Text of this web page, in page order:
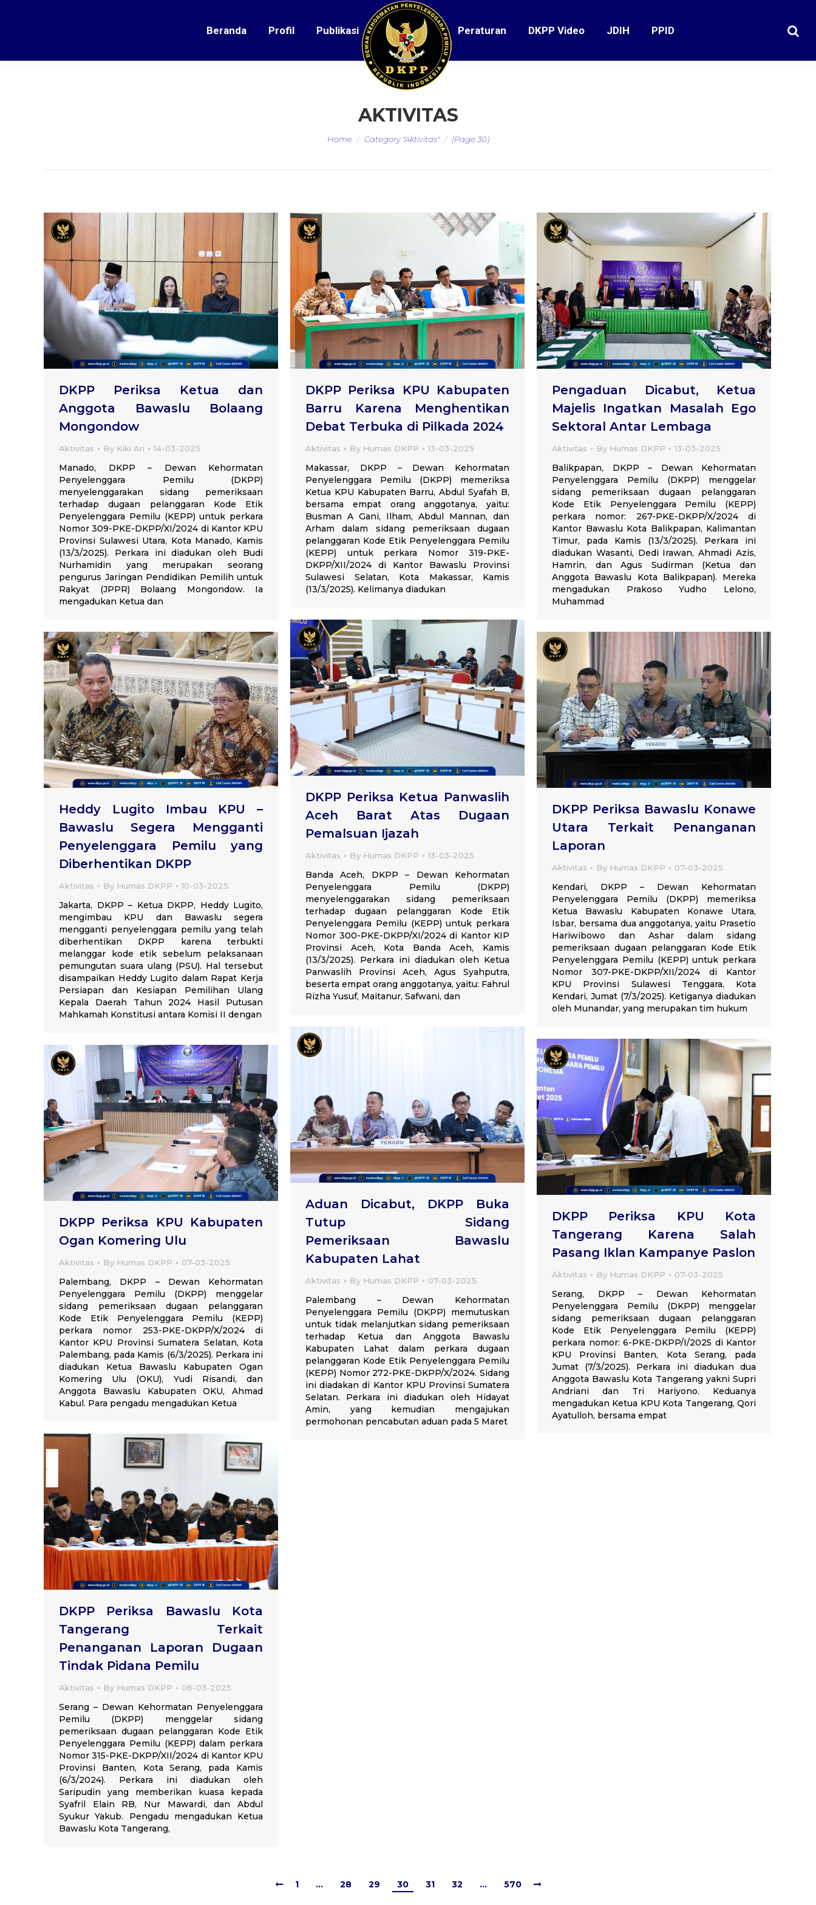
Beranda Profil Publikasi Peraturan DKPP Video JDIH PPID
AKTIVITAS
You are here:
Home Category "Aktivitas" (Page 30)
DKPP Periksa Ketua dan
Anggota Bawaslu Bolaang
Mongondow
Aktivitas By Kiki Ari 14-03-2025
Manado, DKPP – Dewan Kehormatan
Penyelenggara Pemilu (DKPP)
menyelenggarakan sidang pemeriksaan
terhadap dugaan pelanggaran Kode Etik
Penyelenggara Pemilu (KEPP) untuk perkara
Nomor 309-PKE-DKPP/XI/2024 di Kantor KPU
Provinsi Sulawesi Utara, Kota Manado, Kamis
(13/3/2025). Perkara ini diadukan oleh Budi
Nurhamidin yang merupakan seorang
pengurus Jaringan Pendidikan Pemilih untuk
Rakyat (JPPR) Bolaang Mongondow. Ia
mengadukan Ketua dan
DKPP Periksa KPU Kabupaten
Barru Karena Menghentikan
Debat Terbuka di Pilkada 2024
Aktivitas By Humas DKPP 13-03-2025
Makassar, DKPP – Dewan Kehormatan
Penyelenggara Pemilu (DKPP) memeriksa
Ketua KPU Kabupaten Barru, Abdul Syafah B,
bersama empat orang anggotanya, yaitu:
Busman A Gani, Ilham, Abdul Mannan, dan
Arham dalam sidang pemeriksaan dugaan
pelanggaran Kode Etik Penyelenggara Pemilu
(KEPP) untuk perkara Nomor 319-PKE-
DKPP/XII/2024 di Kantor Bawaslu Provinsi
Sulawesi Selatan, Kota Makassar, Kamis
(13/3/2025). Kelimanya diadukan
Pengaduan Dicabut, Ketua
Majelis Ingatkan Masalah Ego
Sektoral Antar Lembaga
Aktivitas By Humas DKPP 13-03-2025
Balikpapan, DKPP – Dewan Kehormatan
Penyelenggara Pemilu (DKPP) menggelar
sidang pemeriksaan dugaan pelanggaran
Kode Etik Penyelenggara Pemilu (KEPP)
perkara nomor: 267-PKE-DKPP/X/2024 di
Kantor Bawaslu Kota Balikpapan, Kalimantan
Timur, pada Kamis (13/3/2025). Perkara ini
diadukan Wasanti, Dedi Irawan, Ahmadi Azis,
Hamrin, dan Agus Sudirman (Ketua dan
Anggota Bawaslu Kota Balikpapan). Mereka
mengadukan Prakoso Yudho Lelono,
Muhammad
DKPP Periksa Ketua Panwaslih
Aceh Barat Atas Dugaan
Pemalsuan Ijazah
Aktivitas By Humas DKPP 13-03-2025
Banda Aceh, DKPP – Dewan Kehormatan
Penyelenggara Pemilu (DKPP)
menyelenggarakan sidang pemeriksaan
terhadap dugaan pelanggaran Kode Etik
Penyelenggara Pemilu (KEPP) untuk perkara
Nomor 300-PKE-DKPP/XI/2024 di Kantor KIP
Provinsi Aceh, Kota Banda Aceh, Kamis
(13/3/2025). Perkara ini diadukan oleh Ketua
Panwaslih Provinsi Aceh, Agus Syahputra,
beserta empat orang anggotanya, yaitu: Fahrul
Rizha Yusuf, Maitanur, Safwani, dan
Heddy Lugito Imbau KPU –
Bawaslu Segera Mengganti
Penyelenggara Pemilu yang
Diberhentikan DKPP
Aktivitas By Humas DKPP 10-03-2025
Jakarta, DKPP – Ketua DKPP, Heddy Lugito,
mengimbau KPU dan Bawaslu segera
mengganti penyelenggara pemilu yang telah
diberhentikan DKPP karena terbukti
melanggar kode etik sebelum pelaksanaan
pemungutan suara ulang (PSU). Hal tersebut
disampaikan Heddy Lugito dalam Rapat Kerja
Persiapan dan Kesiapan Pemilihan Ulang
Kepala Daerah Tahun 2024 Hasil Putusan
Mahkamah Konstitusi antara Komisi II dengan
DKPP Periksa Bawaslu Konawe
Utara Terkait Penanganan
Laporan
Aktivitas By Humas DKPP 07-03-2025
Kendari, DKPP – Dewan Kehormatan
Penyelenggara Pemilu (DKPP) memeriksa
Ketua Bawaslu Kabupaten Konawe Utara,
Isbar, bersama dua anggotanya, yaitu Prasetio
Hariwibowo dan Ashar dalam sidang
pemeriksaan dugaan pelanggaran Kode Etik
Penyelenggara Pemilu (KEPP) untuk perkara
Nomor 307-PKE-DKPP/XII/2024 di Kantor
KPU Provinsi Sulawesi Tenggara, Kota
Kendari, Jumat (7/3/2025). Ketiganya diadukan
oleh Munandar, yang merupakan tim hukum
Aduan Dicabut, DKPP Buka
Tutup Sidang
Pemeriksaan Bawaslu
Kabupaten Lahat
Aktivitas By Humas DKPP 07-03-2025
Palembang – Dewan Kehormatan
Penyelenggara Pemilu (DKPP) memutuskan
untuk tidak melanjutkan sidang pemeriksaan
terhadap Ketua dan Anggota Bawaslu
Kabupaten Lahat dalam perkara dugaan
pelanggaran Kode Etik Penyelenggara Pemilu
(KEPP) Nomor 272-PKE-DKPP/X/2024. Sidang
ini diadakan di Kantor KPU Provinsi Sumatera
Selatan. Perkara ini diadukan oleh Hidayat
Amin, yang kemudian mengajukan
permohonan pencabutan aduan pada 5 Maret
DKPP Periksa KPU Kota
Tangerang Karena Salah
Pasang Iklan Kampanye Paslon
Aktivitas By Humas DKPP 07-03-2025
Serang, DKPP – Dewan Kehormatan
Penyelenggara Pemilu (DKPP) menggelar
sidang pemeriksaan dugaan pelanggaran
Kode Etik Penyelenggara Pemilu (KEPP)
perkara nomor: 6-PKE-DKPP/I/2025 di Kantor
KPU Provinsi Banten, Kota Serang, pada
Jumat (7/3/2025). Perkara ini diadukan dua
Anggota Bawaslu Kota Tangerang yakni Supri
Andriani dan Tri Hariyono. Keduanya
mengadukan Ketua KPU Kota Tangerang, Qori
Ayatulloh, bersama empat
DKPP Periksa KPU Kabupaten
Ogan Komering Ulu
Aktivitas By Humas DKPP 07-03-2025
Palembang, DKPP – Dewan Kehormatan
Penyelenggara Pemilu (DKPP) menggelar
sidang pemeriksaan dugaan pelanggaran
Kode Etik Penyelenggara Pemilu (KEPP)
perkara nomor 253-PKE-DKPP/X/2024 di
Kantor KPU Provinsi Sumatera Selatan, Kota
Palembang, pada Kamis (6/3/2025). Perkara ini
diadukan Ketua Bawaslu Kabupaten Ogan
Komering Ulu (OKU), Yudi Risandi, dan
Anggota Bawaslu Kabupaten OKU, Ahmad
Kabul. Para pengadu mengadukan Ketua
DKPP Periksa Bawaslu Kota
Tangerang Terkait
Penanganan Laporan Dugaan
Tindak Pidana Pemilu
Aktivitas By Humas DKPP 06-03-2025
Serang – Dewan Kehormatan Penyelenggara
Pemilu (DKPP) menggelar sidang
pemeriksaan dugaan pelanggaran Kode Etik
Penyelenggara Pemilu (KEPP) dalam perkara
Nomor 315-PKE-DKPP/XII/2024 di Kantor KPU
Provinsi Banten, Kota Serang, pada Kamis
(6/3/2024). Perkara ini diadukan oleh
Saripudin yang memberikan kuasa kepada
Syafril Elain RB, Nur Mawardi, dan Abdul
Syukur Yakub. Pengadu mengadukan Ketua
Bawaslu Kota Tangerang,
1 … 28 29 30 31 32 … 570